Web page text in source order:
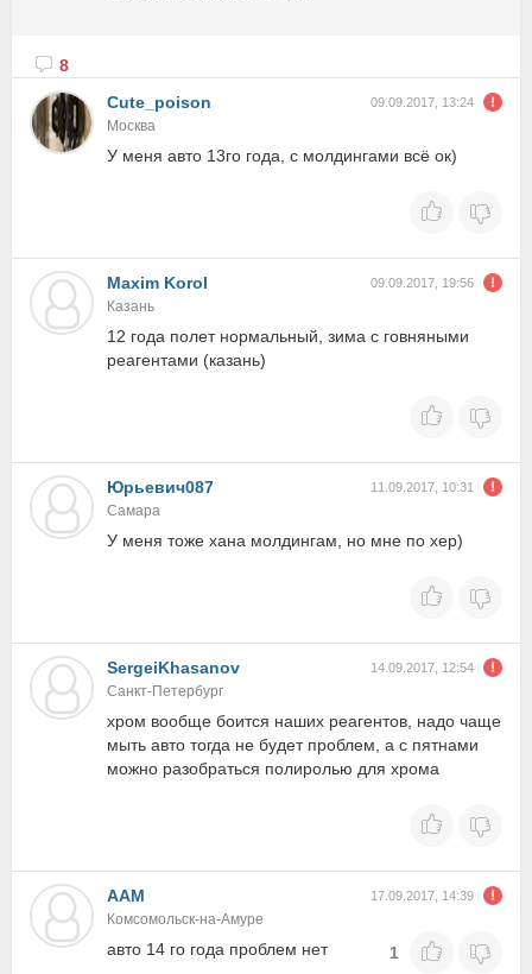
8
Cute_poison
09.09.2017, 13:24
Москва
У меня авто 13го года, с молдингами всё ок)
Maxim Korol 09.09.2017, 19:56
Казань
12 года полет нормальный, зима с говняными
реагентами (казань)
Юрьевич087 11.09.2017, 10:31
Самара
У меня тоже хана молдингам, но мне по хер)
SergeiKhasanov 14.09.2017, 12:54
Санкт-Петербург
хром вообще боится наших реагентов, надо чаще
мыть авто тогда не будет проблем, а с пятнами
можно разобраться полиролью для хрома
ААМ 17.09.2017, 14:39
Комсомольск-на-Амуре
авто 14 го года проблем нет 1